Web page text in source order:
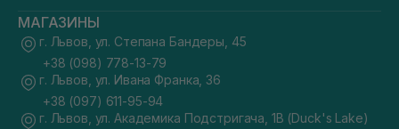
МАГАЗИНЫ
г. Львов, ул. Степана Бандеры, 45
+38 (098) 778-13-79
г. Львов, ул. Ивана Франка, 36
+38 (097) 611-95-94
г. Львов, ул. Академика Подстригача, 1В (Duck's Lake)